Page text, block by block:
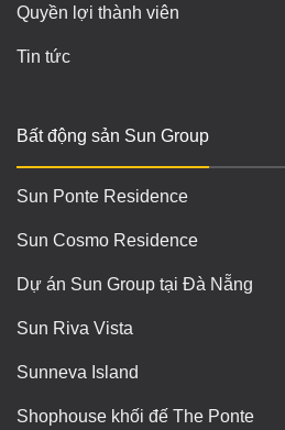
Quyền lợi thành viên
Tin tức
Bất động sản Sun Group
Sun Ponte Residence
Sun Cosmo Residence
Dự án Sun Group tại Đà Nẵng
Sun Riva Vista
Sunneva Island
Shophouse khối đế The Ponte